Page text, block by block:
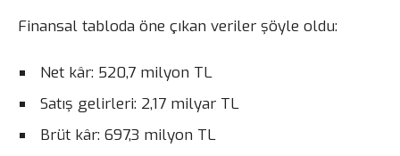
Finansal tabloda öne çıkan veriler şöyle oldu:
Net kâr: 520,7 milyon TL
Satış gelirleri: 2,17 milyar TL
Brüt kâr: 697,3 milyon TL